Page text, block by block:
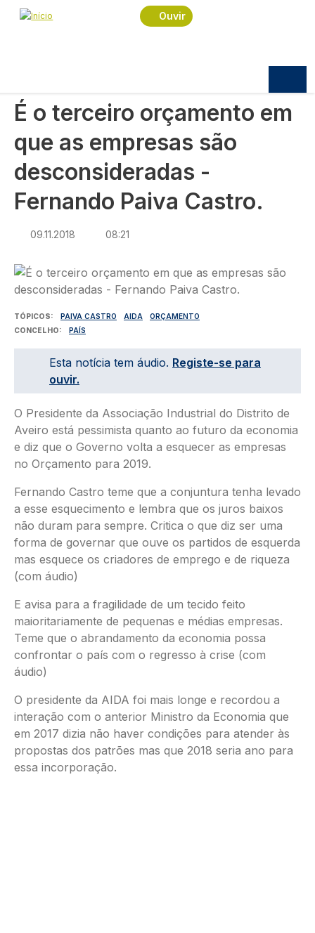
Passar para o conteúdo principal
Ouvir
Navegação estrutural
Início
Economia
É o terceiro orçamento em que as empresas são
É o terceiro orçamento em
que as empresas são
desconsideradas -
Fernando Paiva Castro.
09.11.2018 08:21
Imagem
TÓPICOS PAIVA CASTRO AIDA
ORÇAMENTO
CONCELHO
PAÍS
Esta notícia tem áudio. Registe-se para
ouvir.
O Presidente da Associação Industrial do Distrito de
Aveiro está pessimista quanto ao futuro da economia
e diz que o Governo volta a esquecer as empresas
no Orçamento para 2019.
Fernando Castro teme que a conjuntura tenha levado
a esse esquecimento e lembra que os juros baixos
não duram para sempre. Critica o que diz ser uma
forma de governar que ouve os partidos de esquerda
mas esquece os criadores de emprego e de riqueza
(com áudio)
E avisa para a fragilidade de um tecido feito
maioritariamente de pequenas e médias empresas.
Teme que o abrandamento da economia possa
confrontar o país com o regresso à crise (com
áudio)
O presidente da AIDA foi mais longe e recordou a
interação com o anterior Ministro da Economia que
em 2017 dizia não haver condições para atender às
propostas dos patrões mas que 2018 seria ano para
essa incorporação.